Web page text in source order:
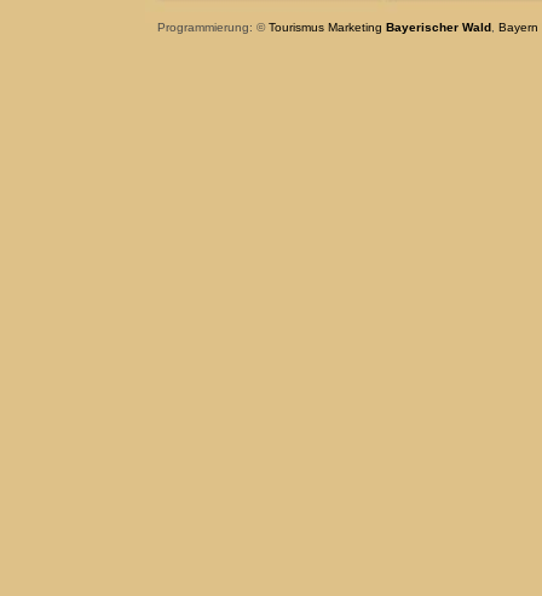
Programmierung: ©Tourismus Marketing Bayerischer Wald Bayern